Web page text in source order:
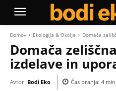
Domov Ekologija & Okolje Domača
Domača
izdelave in
Avtor: Bodi Eko Čas branja: 4 min.